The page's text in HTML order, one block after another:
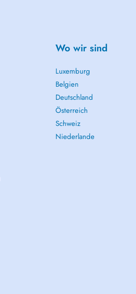
Wo wir sind
Luxemburg
Belgien
Deutschland
Österreich
Schweiz
Niederlande